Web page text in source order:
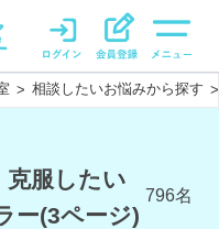
> 相談したいお悩みから探す >
克服したい
ー(3ページ)
796名